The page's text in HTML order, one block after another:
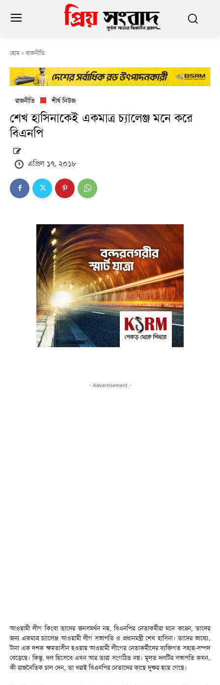
হোম রাজনীতি
রাজনীতি শীর্ষ নিউজ
শেখ হাসিনাকেই একমাত্র চ্যালেঞ্জ মনে করে
বিএনপি
এপ্রিল ১৭, ২০১৮
- Advertisement -
আওয়ামী লীগ কিংবা তাদের জনসমর্থন নয়, বিএনপির নেতাকর্মীরা মনে করেন, তাদের
জন্য একমাত্র চ্যালেঞ্জ আওয়ামী লীগ সভাপতি ও প্রধানমন্ত্রী শেখ হাসিনা। তাদের ভাষ্যে,
টানা এক দশক ক্ষমতাসীন হওয়ায় আওয়ামী লীগের নেতাকর্মীদের ব্যক্তিগত সহায়-সম্পদ
বেড়েছে। কিন্তু, দল হিসেবে এখন আর তারা সংগঠিত নয়। মূলত দলটির সভাপতি কখন,
কী রাজনৈতিক চাল দেন, তা ধরাই বিএনপির নেতাদের কাছে দুষ্কর হয়ে গেছে।